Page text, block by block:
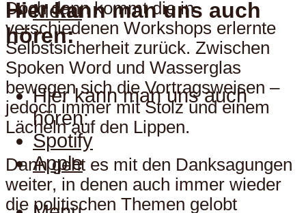
Menu
Hier kann man uns auch
hören:
Hier kann man uns auch
hören:
Spotify
Apple
Doch dann kommt die in
verschiedenen Workshops erlernte
Selbstsicherheit zurück. Zwischen
Spoken Word und Wasserglas
bewegen sich die Vortragsweisen –
jedoch immer mit Stolz und einem
Lächeln auf den Lippen.
Dann geht es mit den Danksagungen
weiter, in denen auch immer wieder
die politischen Themen gelobt